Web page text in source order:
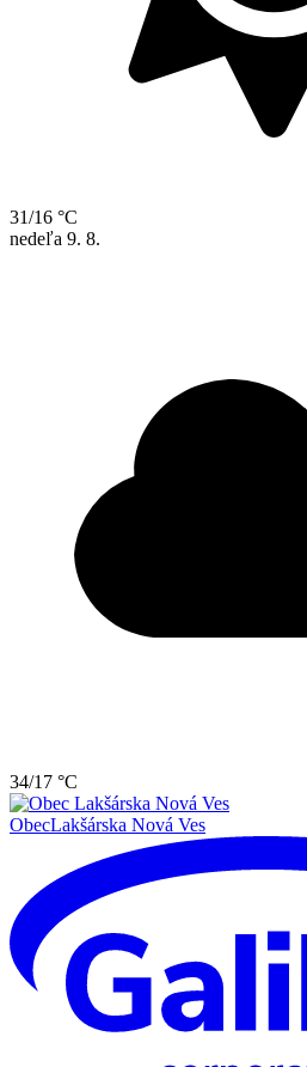
31/16 °C
nedeľa 9. 8.
34/17 °C
ObecLakšárska Nová Ves